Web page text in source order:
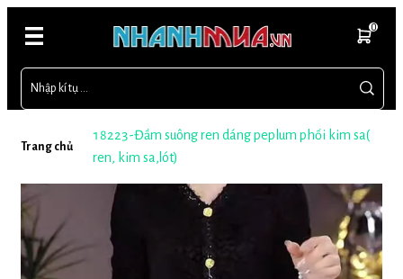
0
Trang chủ
18223-Đầm suông ren dáng peplum phối kim sa(
ren, kim sa,lót)